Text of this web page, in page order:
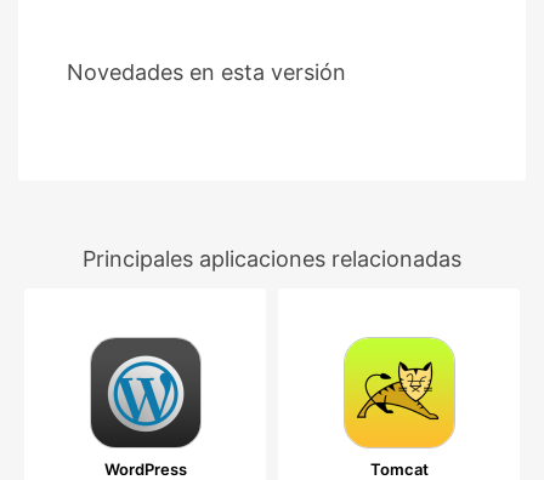
Novedades en esta versión
Principales aplicaciones relacionadas
WordPress Tomcat